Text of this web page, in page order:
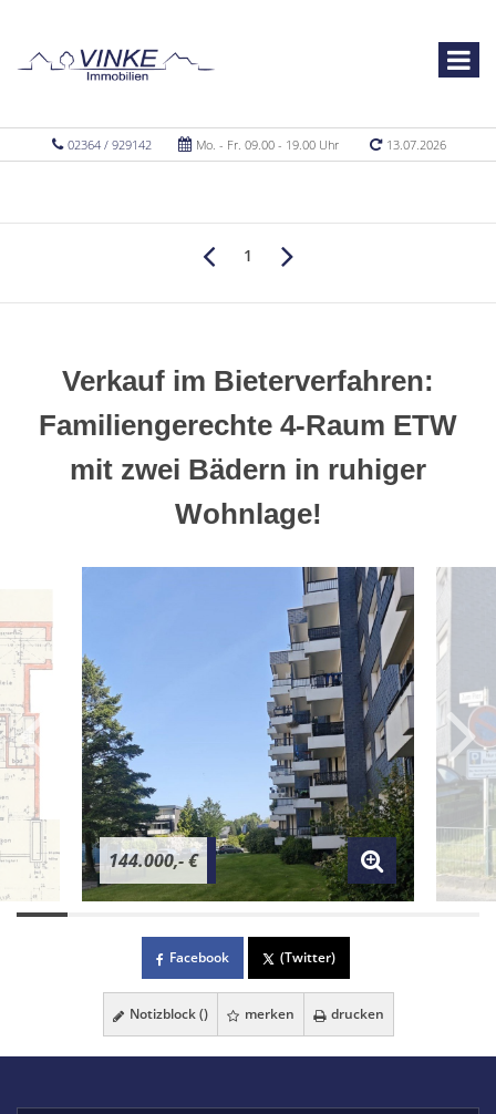
02364 / 929142 Mo. - Fr. 09.00 - 19.00 Uhr 13.07.2026
1
Verkauf im Bieterverfahren:
Familiengerechte 4-Raum ETW
mit zwei Bädern in ruhiger
Wohnlage!
144.000,- €
Facebook (Twitter)
Notizblock () merken drucken